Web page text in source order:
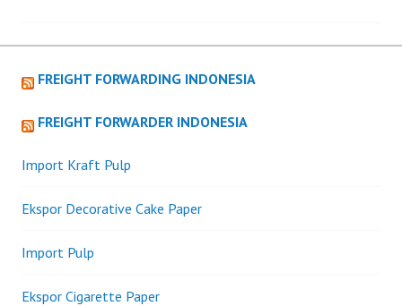
FREIGHT FORWARDING INDONESIA
FREIGHT FORWARDER INDONESIA
Import Kraft Pulp
Ekspor Decorative Cake Paper
Import Pulp
Ekspor Cigarette Paper